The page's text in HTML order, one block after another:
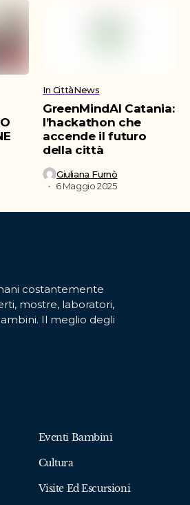
In CittàNews
GreenMindAI Catania:
l’hackathon che
accende il futuro
della città
Giuliana Furnò
6 Maggio 2025
costantemente
mostre, laboratori,
Il meglio degli
Eventi Bambini
Cultura
Visite Ed Escursioni